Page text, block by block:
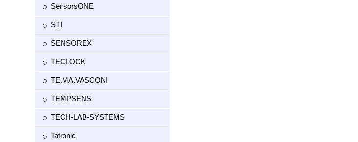
SensorsONE
STI
SENSOREX
TECLOCK
TE.MA.VASCONI
TEMPSENS
TECH-LAB-SYSTEMS
Tatronic